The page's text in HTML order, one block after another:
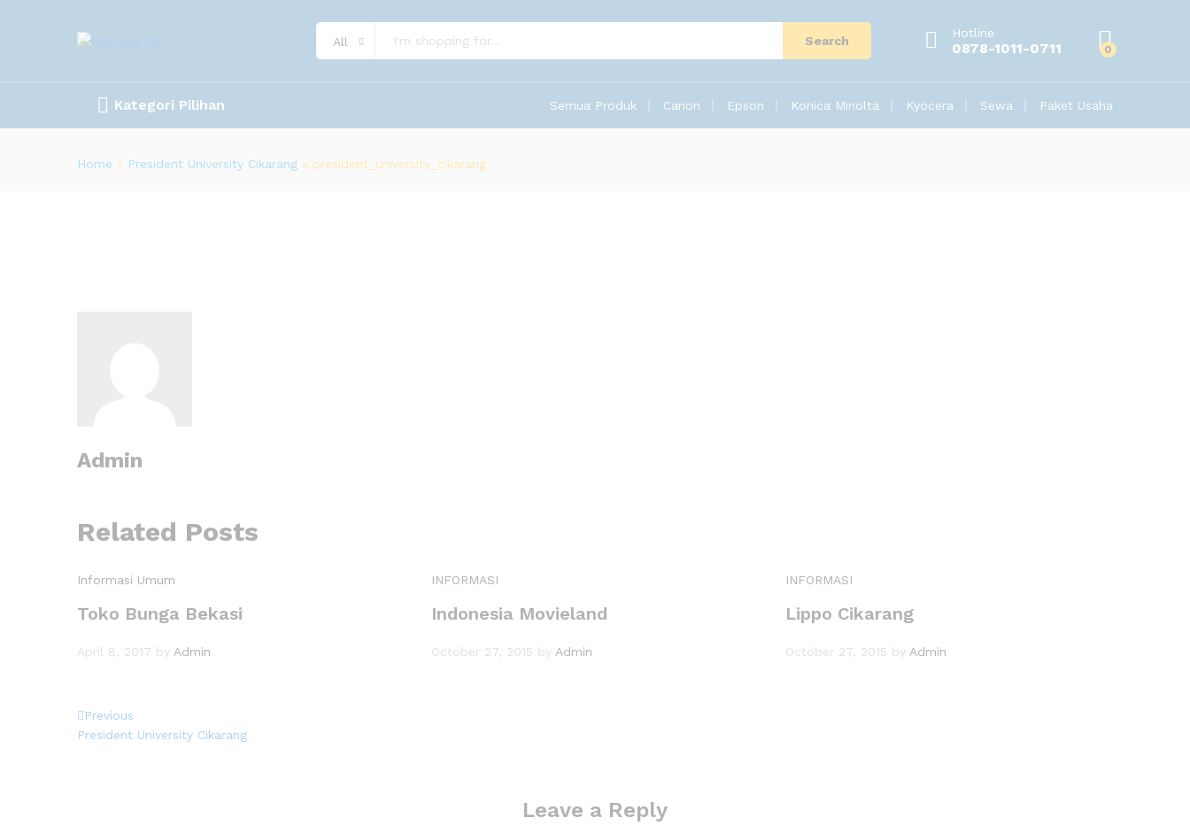
All Search
Hotline
0878-1011-0711 0
Kategori Pilihan Semua Produk Canon Epson Konica Minolta Kyocera Sewa Paket Usaha
Home » President University Cikarang » president_university_cikarang
Admin
Related Posts
Informasi Umum
Toko Bunga Bekasi
April 8, 2017 by Admin
INFORMASI
Indonesia Movieland
October 27, 2015 by Admin
INFORMASI
Lippo Cikarang
October 27, 2015 by Admin
Previous
President University Cikarang
Leave a Reply